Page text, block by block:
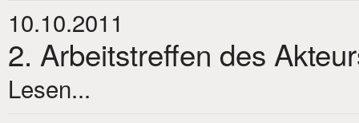
10.10.2011
2. Arbeitstreffen des
Lesen...